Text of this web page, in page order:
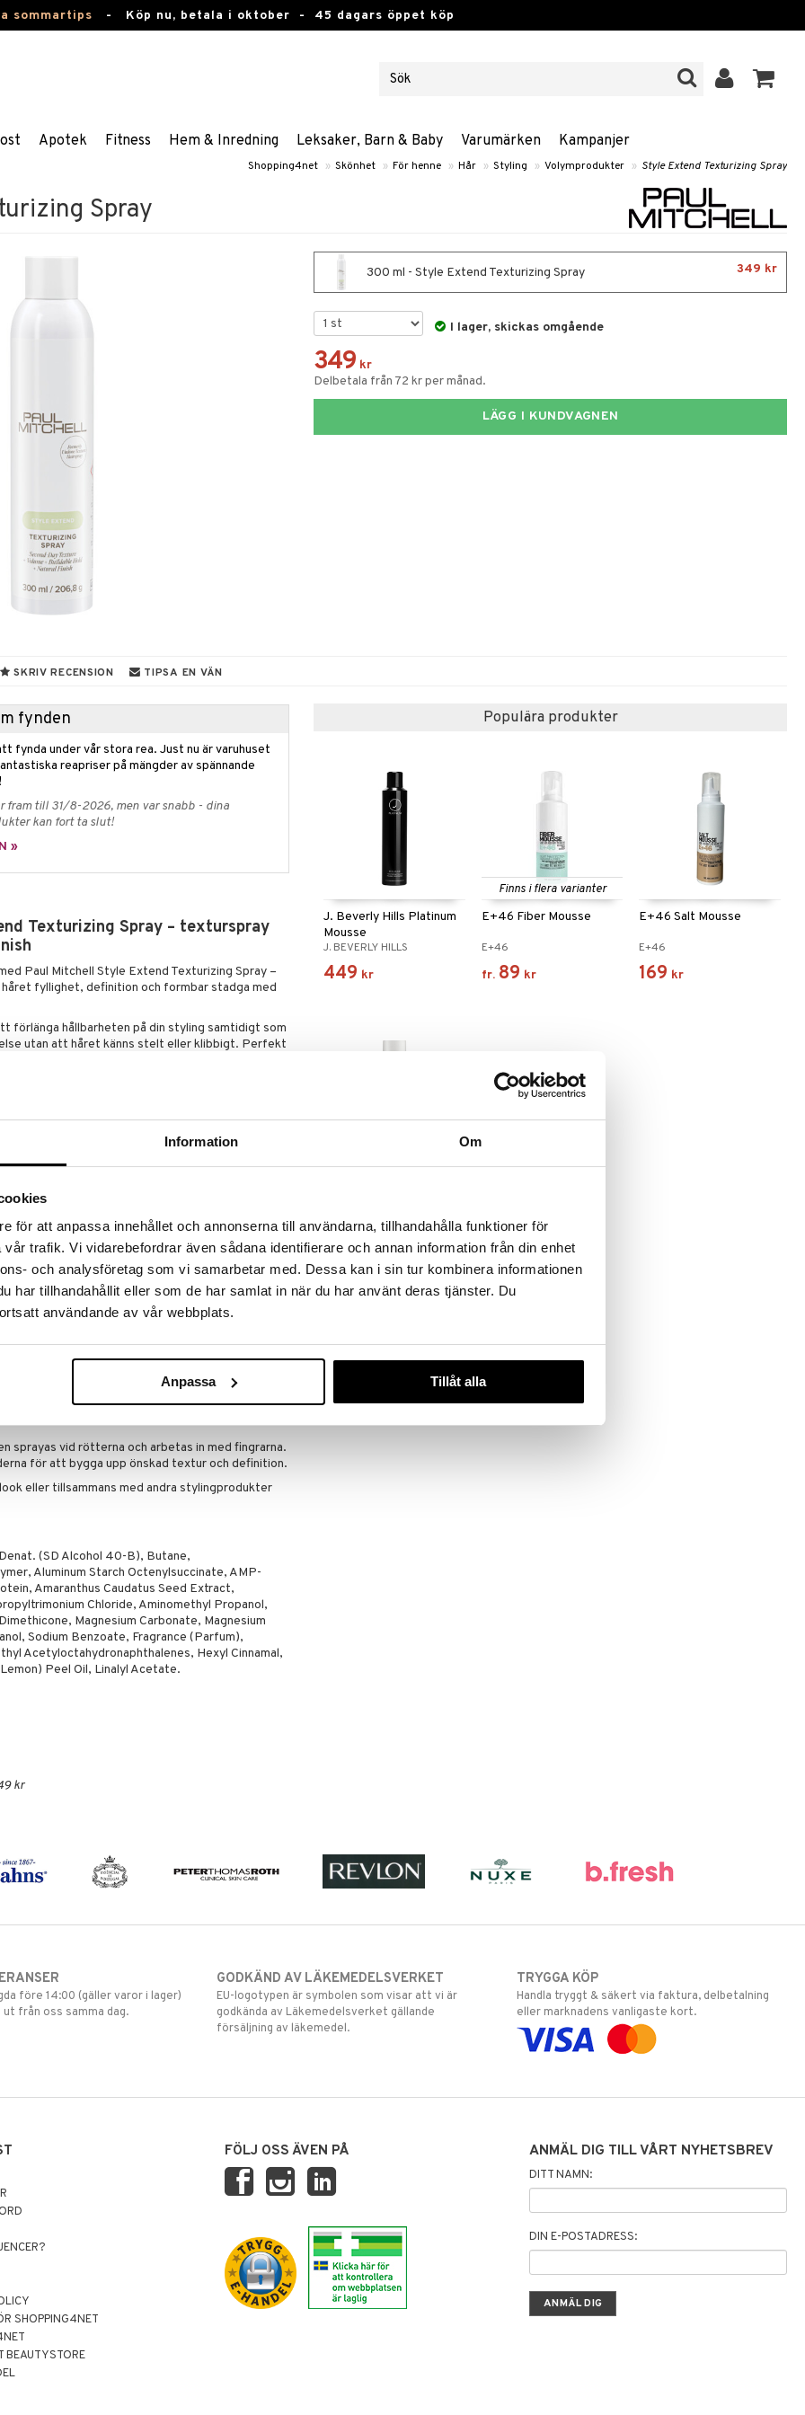
Information Om
för att anpassa innehållet och annonserna till användarna, tillhandahålla funktioner för
trafik. Vi vidarebefordrar även sådana identifierare och annan information från din enhet
och analysföretag som vi samarbetar med. Dessa kan i sin tur kombinera informationen
har tillhandahållit eller som de har samlat in när du har använt deras tjänster. Du
användande av vår webbplats.
Anpassa Tillåt alla
sommartips - Köp nu, betala i oktober - 45 dagars öppet köp
Apotek Fitness Hem & Inredning Leksaker, Barn & Baby Varumärken Kampanjer
Shopping4net » Skönhet » För henne » Hår » Styling » Volymprodukter » Style Extend Texturizing Spray
Spray
300 ml - Style Extend Texturizing Spray 349 kr
I lager, skickas omgående
349 kr
Delbetala från 72 kr per månad.
LÄGG I KUNDVAGNEN
SKRIV RECENSION TIPSA EN VÄN
fynden
fynda under vår stora rea. Just nu är varuhuset
reapriser på mängder av spännande
fram till 31/8-2026, men var snabb - dina
kan fort ta slut!
»
Texturizing Spray – texturspray
Paul Mitchell Style Extend Texturizing Spray –
fyllighet, definition och formbar stadga med
förlänga hållbarheten på din styling samtidigt som
utan att håret känns stelt eller klibbigt. Perfekt
alla hårtyper och kan användas både för att
skapa en rufsig, modern textur i längderna.
av blommor och amber ger håret en fräsch och
volym
Spraya i torrt hår från cirka 20–30 cm avstånd.
att skapa textur, fyllighet och en rufsig, naturlig
sprayas vid rötterna och arbetas in med fingrarna.
för att bygga upp önskad textur och definition.
eller tillsammans med andra stylingprodukter
(SD Alcohol 40-B), Butane,
Aluminum Starch Octenylsuccinate, AMP-
Amaranthus Caudatus Seed Extract,
Chloride, Aminomethyl Propanol,
Magnesium Carbonate, Magnesium
Sodium Benzoate, Fragrance (Parfum),
Acetyloctahydronaphthalenes, Hexyl Cinnamal,
Peel Oil, Linalyl Acetate.
kr
Populära produkter
J. Beverly Hills Platinum
Mousse
J. BEVERLY HILLS
449 kr
Finns i flera varianter
E+46 Fiber Mousse
E+46
fr. 89 kr
E+46 Salt Mousse
E+46
169 kr
fr.79 kr
före 14:00 (gäller varor i lager)
från oss samma dag.
GODKÄND AV LÄKEMEDELSVERKET
EU-logotypen är symbolen som visar att vi är
godkända av Läkemedelsverket gällande
försäljning av läkemedel.
TRYGGA KÖP
Handla tryggt & säkert via faktura, delbetalning
eller marknadens vanligaste kort.
SHOPPING4NET
BEAUTYSTORE
FÖLJ OSS ÄVEN PÅ ANMÄL DIG TILL VÅRT NYHETSBREV
DITT NAMN:
DIN E-POSTADRESS: